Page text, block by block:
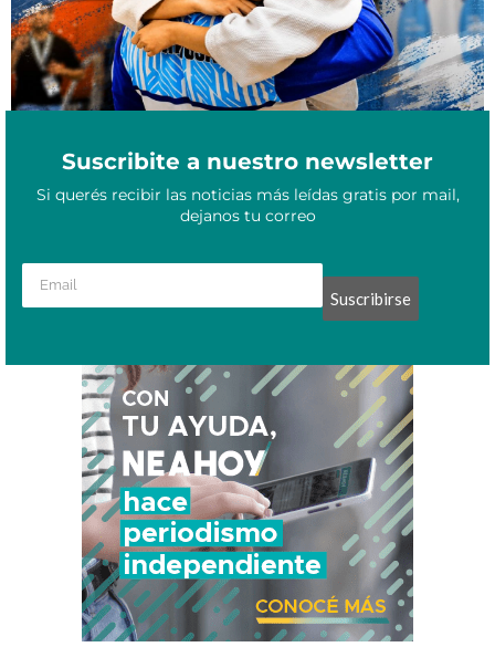
Suscribite a nuestro newsletter
Si querés recibir las noticias más leídas gratis por mail,
dejanos tu correo
Suscribirse